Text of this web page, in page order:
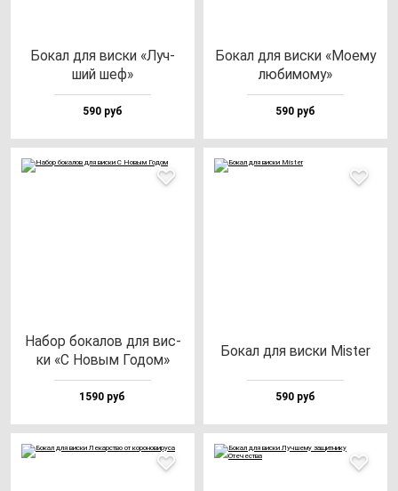
Бокал для вис­ки «Луч­
ший шеф»
590 руб
Бокал для вис­ки «Моему
лю­би­мо­му»
590 руб
Набор бо­ка­лов для вис­
ки «С Новым Годом»
1590 руб
Бокал для вис­ки Mis­ter
590 руб